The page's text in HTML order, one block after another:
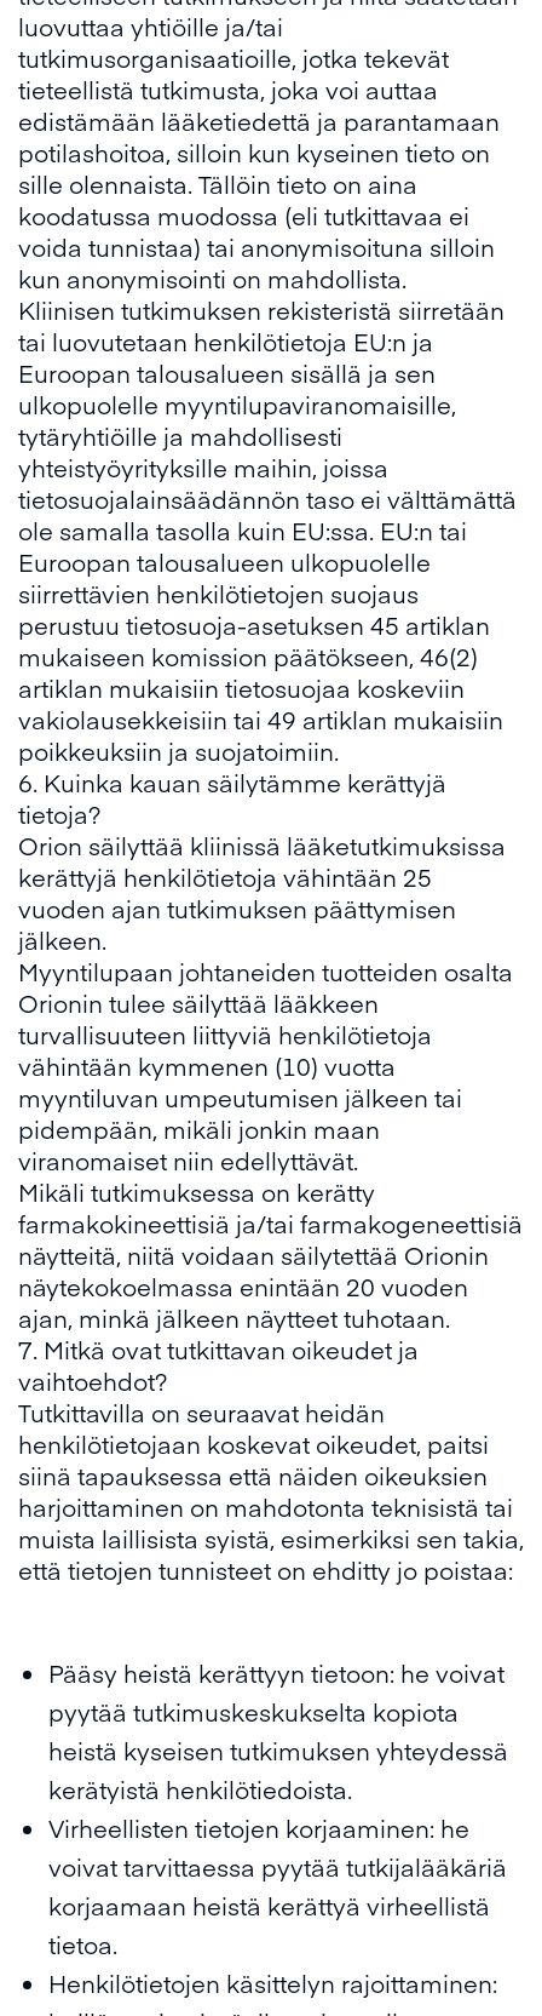
luovuttaa yhtiöille ja/tai
tutkimusorganisaatioille, jotka tekevät
tieteellistä tutkimusta, joka voi auttaa
edistämään lääketiedettä ja parantamaan
potilashoitoa, silloin kun kyseinen tieto on
sille olennaista. Tällöin tieto on aina
koodatussa muodossa (eli tutkittavaa ei
voida tunnistaa) tai anonymisoituna silloin
kun anonymisointi on mahdollista.
Kliinisen tutkimuksen rekisteristä siirretään
tai luovutetaan henkilötietoja EU:n ja
Euroopan talousalueen sisällä ja sen
ulkopuolelle myyntilupaviranomaisille,
tytäryhtiöille ja mahdollisesti
yhteistyöyrityksille maihin, joissa
tietosuojalainsäädännön taso ei välttämättä
ole samalla tasolla kuin EU:ssa. EU:n tai
Euroopan talousalueen ulkopuolelle
siirrettävien henkilötietojen suojaus
perustuu tietosuoja-asetuksen 45 artiklan
mukaiseen komission päätökseen, 46(2)
artiklan mukaisiin tietosuojaa koskeviin
vakiolausekkeisiin tai 49 artiklan mukaisiin
poikkeuksiin ja suojatoimiin.
6. Kuinka kauan säilytämme kerättyjä
tietoja?
Orion säilyttää kliinissä lääketutkimuksissa
kerättyjä henkilötietoja vähintään 25
vuoden ajan tutkimuksen päättymisen
jälkeen.
Myyntilupaan johtaneiden tuotteiden osalta
Orionin tulee säilyttää lääkkeen
turvallisuuteen liittyviä henkilötietoja
vähintään kymmenen (10) vuotta
myyntiluvan umpeutumisen jälkeen tai
pidempään, mikäli jonkin maan
viranomaiset niin edellyttävät.
Mikäli tutkimuksessa on kerätty
farmakokineettisiä ja/tai farmakogeneettisiä
näytteitä, niitä voidaan säilytettää Orionin
näytekokoelmassa enintään 20 vuoden
ajan, minkä jälkeen näytteet tuhotaan.
7. Mitkä ovat tutkittavan oikeudet ja
vaihtoehdot?
Tutkittavilla on seuraavat heidän
henkilötietojaan koskevat oikeudet, paitsi
siinä tapauksessa että näiden oikeuksien
harjoittaminen on mahdotonta teknisistä tai
muista laillisista syistä, esimerkiksi sen takia,
että tietojen tunnisteet on ehditty jo poistaa:
Pääsy heistä kerättyyn tietoon: he voivat
pyytää tutkimuskeskukselta kopiota
heistä kyseisen tutkimuksen yhteydessä
kerätyistä henkilötiedoista.
Virheellisten tietojen korjaaminen: he
voivat tarvittaessa pyytää tutkijalääkäriä
korjaamaan heistä kerättyä virheellistä
tietoa.
Henkilötietojen käsittelyn rajoittaminen: